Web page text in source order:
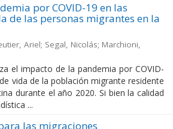
por COVID-19 en las
de las personas migrantes en la
Ariel; Segal, Nicolás; Marchioni,
el impacto de la pandemia por COVID-
vida de la población migrante residente
durante el año 2020. Si bien la calidad
...
las migraciones